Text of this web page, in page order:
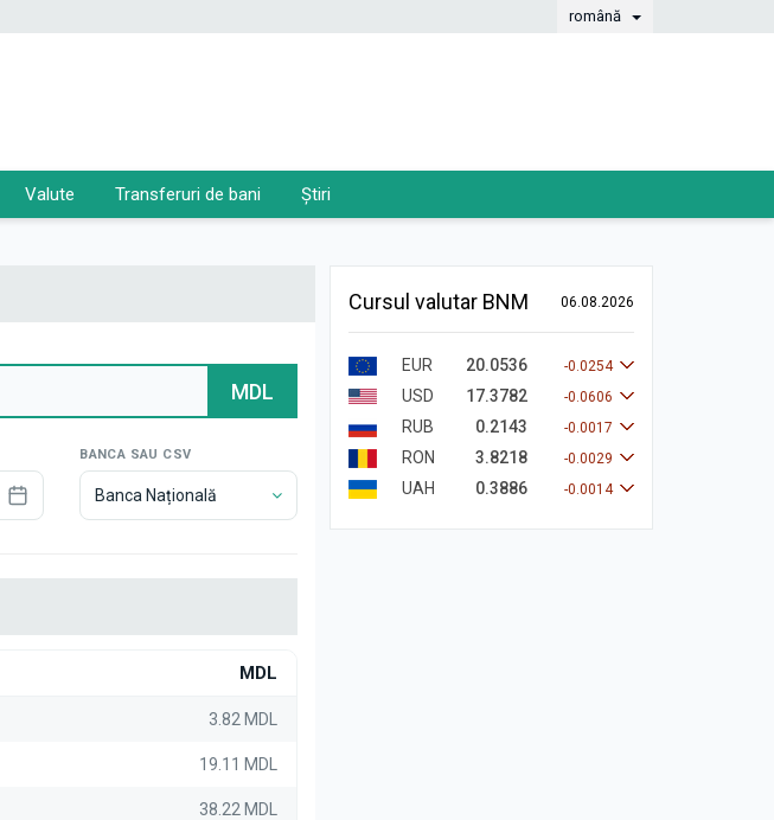
română
Valute Transferuri de bani Știri
MDL
BANCA SAU CSV
Banca Națională
MDL
3.82 MDL
19.11 MDL
38.22 MDL
Cursul valutar BNM 06.08.2026
EUR 20.0536 -0.0254
USD 17.3782 -0.0606
RUB 0.2143 -0.0017
RON 3.8218 -0.0029
UAH 0.3886 -0.0014